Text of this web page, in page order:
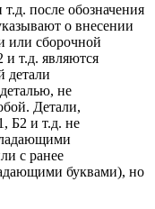
после обозначения
о внесении
или сборочной
т.д. являются
детали
не
Детали,
Б2 и т.д. не
с ранее
буквами), но